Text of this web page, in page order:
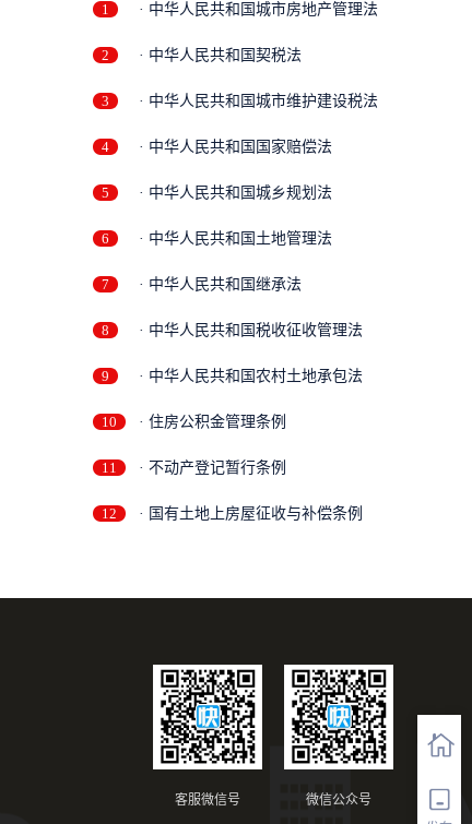
1 · 中华人民共和国城市房地产管理法
2 · 中华人民共和国契税法
3 · 中华人民共和国城市维护建设税法
4 · 中华人民共和国国家赔偿法
5 · 中华人民共和国城乡规划法
6 · 中华人民共和国土地管理法
7 · 中华人民共和国继承法
8 · 中华人民共和国税收征收管理法
9 · 中华人民共和国农村土地承包法
10 · 住房公积金管理条例
11 · 不动产登记暂行条例
12 · 国有土地上房屋征收与补偿条例
微信公众号
客服微信号